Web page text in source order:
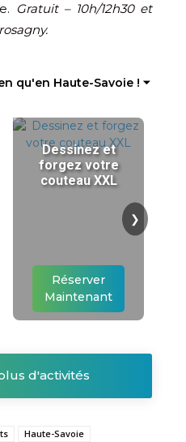
Gratuit – 10h/12h30 et
qu'en Haute-Savoie ! ⏷
Dessinez et
forgez votre
couteau XXL
Réserver
Maintenant
❯
d'activités
Haute-Savoie